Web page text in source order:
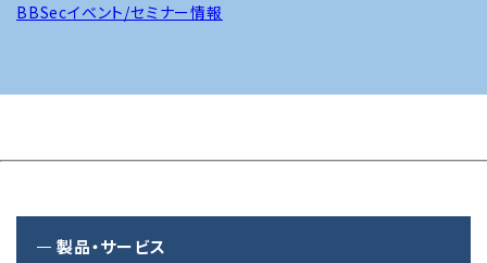
BBSecイベント/セミナー情報
製品・サービス